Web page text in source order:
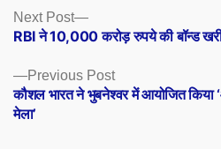
Posts
navigation
Previous PostPrevious
post:
कौशल भारत ने भुबनेश्वर में आयोजित
मेला’
Next Post
Next
post:
RBI ने 10,000 करोड़ रुपये की बॉन्ड